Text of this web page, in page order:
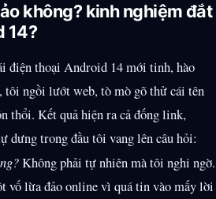
không? kinh nghiệm đắt
14?
điện thoại Android 14 mới tinh, hào
ngồi lướt web, tò mò gõ thử cái tên
thổi. Kết quả hiện ra cả đống link,
dưng trong đầu tôi vang lên câu hỏi:
Không phải tự nhiên mà tôi nghi ngờ.
vố lừa đảo online vì quá tin vào mấy lời